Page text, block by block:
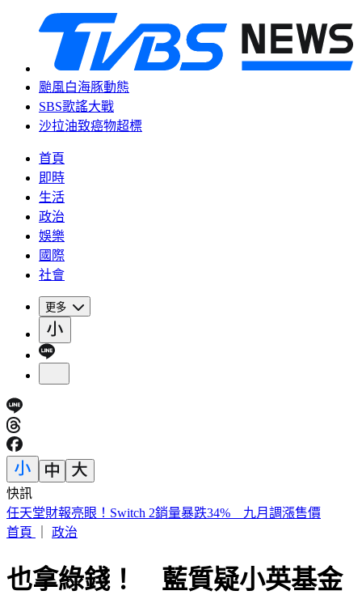
颱風白海豚動態
SBS歌謠大戰
沙拉油致癌物超標
首頁
即時
生活
政治
娛樂
國際
社會
更多
快訊
開砲東發號不厚道 詹江村：沒必要先找蔣萬安簽名再嘲諷
首頁
政治
也拿綠錢！ 藍質疑小英基金